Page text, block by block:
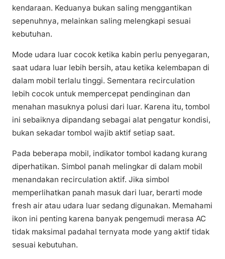
kendaraan. Keduanya bukan saling menggantikan
sepenuhnya, melainkan saling melengkapi sesuai
kebutuhan.
Mode udara luar cocok ketika kabin perlu penyegaran,
saat udara luar lebih bersih, atau ketika kelembapan di
dalam mobil terlalu tinggi. Sementara recirculation
lebih cocok untuk mempercepat pendinginan dan
menahan masuknya polusi dari luar. Karena itu, tombol
ini sebaiknya dipandang sebagai alat pengatur kondisi,
bukan sekadar tombol wajib aktif setiap saat.
Pada beberapa mobil, indikator tombol kadang kurang
diperhatikan. Simbol panah melingkar di dalam mobil
menandakan recirculation aktif. Jika simbol
memperlihatkan panah masuk dari luar, berarti mode
fresh air atau udara luar sedang digunakan. Memahami
ikon ini penting karena banyak pengemudi merasa AC
tidak maksimal padahal ternyata mode yang aktif tidak
sesuai kebutuhan.